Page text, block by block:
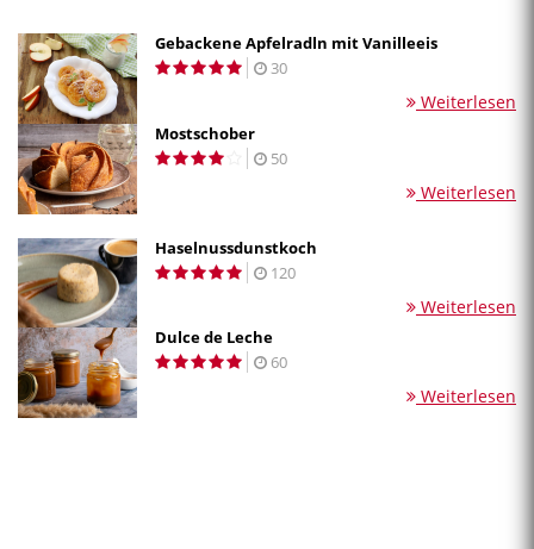
Gebackene Apfelradln mit Vanilleeis
30
Weiterlesen
Mostschober
50
Weiterlesen
Haselnussdunstkoch
120
Weiterlesen
Dulce de Leche
60
Weiterlesen